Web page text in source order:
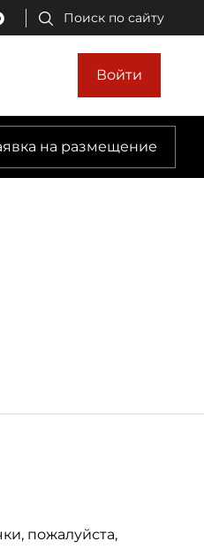
Поиск по сайту
Войти
на размещение
пожалуйста,